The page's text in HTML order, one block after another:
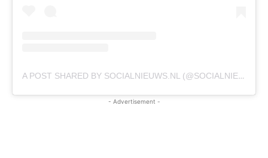
A POST SHARED BY SOCIALNIEUWS.NL (@SOCIALNIEUWSNL_)
- Advertisement -